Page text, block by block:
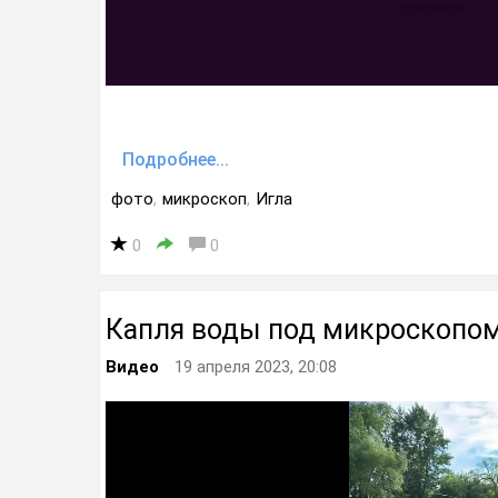
Подробнее...
фото, микроскоп, Игла
0 0
Капля воды под
Видео 19 апреля 2023, 20:08